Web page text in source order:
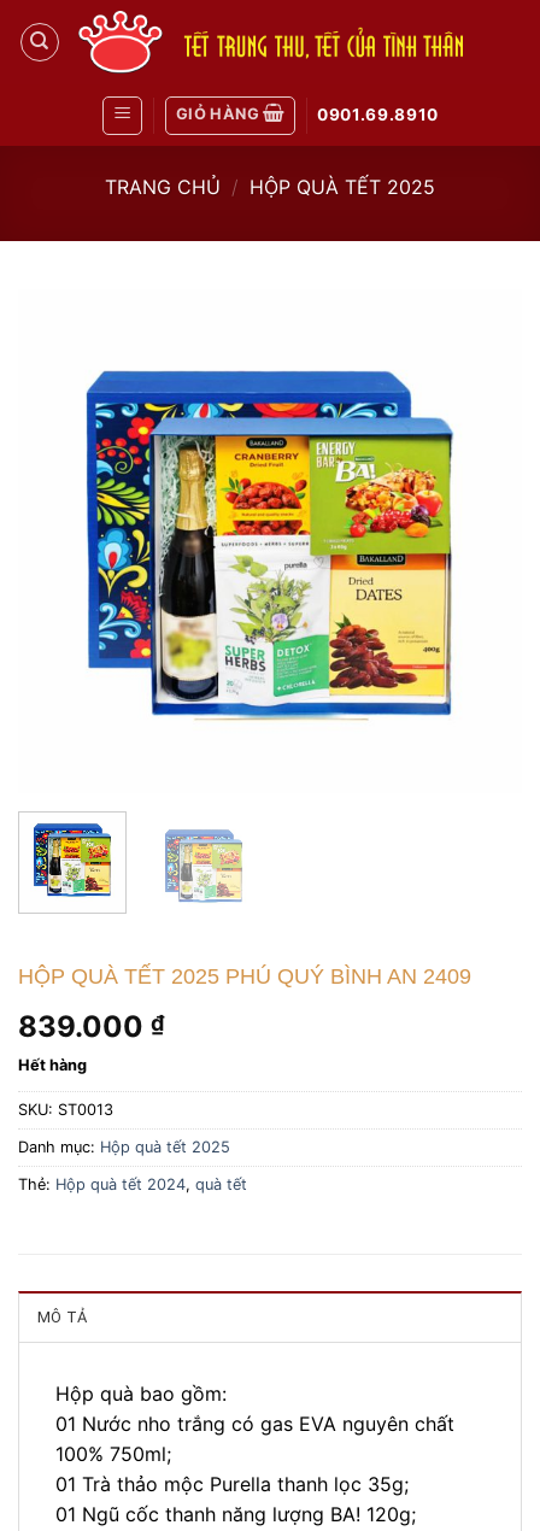
GIỎ HÀNG 0901.69.8910
TRANG CHỦ / HỘP QUÀ TẾT 2025
HỘP QUÀ TẾT 2025 PHÚ QUÝ BÌNH AN 2409
839.000 ₫
Hết hàng
SKU: ST0013
Danh mục: Hộp quà tết 2025
Thẻ: Hộp quà tết 2024, quà tết
MÔ TẢ
Hộp quà bao gồm:
01 Nước nho trắng có gas EVA nguyên chất
100% 750ml;
01 Trà thảo mộc Purella thanh lọc 35g;
01 Ngũ cốc thanh năng lượng BA! 120g;